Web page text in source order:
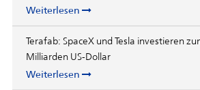
Weiterlesen
Terafab: SpaceX und Tesla investieren
Milliarden US-Dollar
Weiterlesen